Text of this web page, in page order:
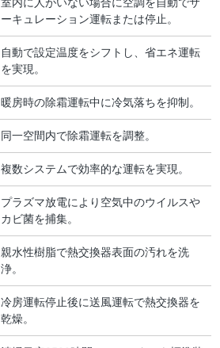
ーキュレーション運転または停止。
自動で設定温度をシフトし、省エネ運転
を実現。
暖房時の除霜運転中に冷気落ちを抑制。
同一空間内で除霜運転を調整。
複数システムで効率的な運転を実現。
プラズマ放電により空気中のウイルスや
カビ菌を捕集。
親水性樹脂で熱交換器表面の汚れを洗
浄。
冷房運転停止後に送風運転で熱交換器を
乾燥。